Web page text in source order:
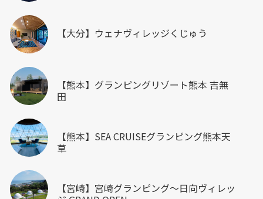
【大分】ウェナヴィレッジくじゅう
【熊本】グランピングリゾート熊本 吉無
田
【熊本】SEA CRUISEグランピング熊本天
草
【宮崎】宮崎グランピング～日向ヴィレッ